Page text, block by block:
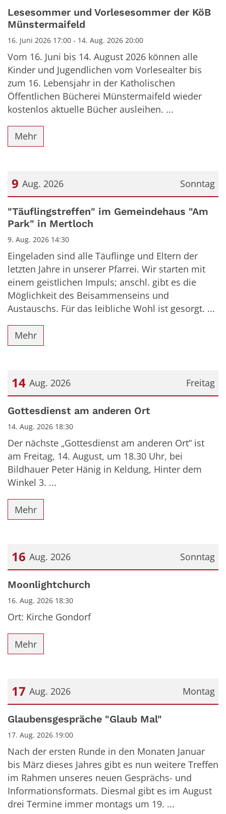
Datum: 16. Juni 2026
Lesesommer und Vorlesesommer der KöB
Münstermaifeld
16. Juni 2026 17:00 - 14. Aug. 2026 20:00
Vom 16. Juni bis 14. August 2026 können alle
Kinder und Jugendlichen vom Vorlesealter bis
zum 16. Lebensjahr in der Katholischen
Öffentlichen Bücherei Münstermaifeld wieder
kostenlos aktuelle Bücher ausleihen. ...
Mehr
Sonntag
9 Aug. 2026
Datum: 9. August 2026
"Täuflingstreffen" im Gemeindehaus "Am
Park" in Mertloch
9. Aug. 2026 14:30
Eingeladen sind alle Täuflinge und Eltern der
letzten Jahre in unserer Pfarrei. Wir starten mit
einem geistlichen Impuls; anschl. gibt es die
Möglichkeit des Beisammenseins und
Austauschs. Für das leibliche Wohl ist gesorgt. ...
Mehr
Freitag
14 Aug. 2026
Datum: 14. August 2026
Gottesdienst am anderen Ort
14. Aug. 2026 18:30
Der nächste „Gottesdienst am anderen Ort“ ist
am Freitag, 14. August, um 18.30 Uhr, bei
Bildhauer Peter Hänig in Keldung, Hinter dem
Winkel 3. ...
Mehr
Sonntag
16 Aug. 2026
Datum: 16. August 2026
Moonlightchurch
16. Aug. 2026 18:30
Ort: Kirche Gondorf
Mehr
Montag
17 Aug. 2026
Datum: 17. August 2026
Glaubensgespräche "Glaub Mal"
17. Aug. 2026 19:00
Nach der ersten Runde in den Monaten Januar
bis März dieses Jahres gibt es nun weitere Treffen
im Rahmen unseres neuen Gesprächs- und
Informationsformats. Diesmal gibt es im August
drei Termine immer montags um 19. ...